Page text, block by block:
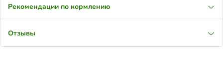
Рекомендации по кормлению
Отзывы